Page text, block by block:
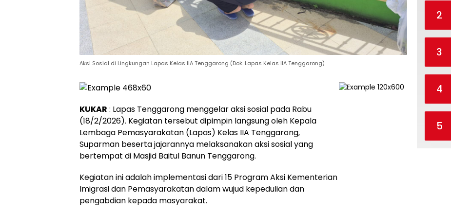
Aksi Sosial di Lingkungan Lapas Kelas IIA Tenggarong (Dok. Lapas Kelas IIA Tenggarong)
KUKAR : Lapas Tenggarong menggelar aksi sosial pada Rabu
(18/2/2026). Kegiatan tersebut dipimpin langsung oleh Kepala
Lembaga Pemasyarakatan (Lapas) Kelas IIA Tenggarong,
Suparman beserta jajarannya melaksanakan aksi sosial yang
bertempat di Masjid Baitul Banun Tenggarong.
Kegiatan ini adalah implementasi dari 15 Program Aksi Kementerian
Imigrasi dan Pemasyarakatan dalam wujud kepedulian dan
pengabdian kepada masyarakat.
2
3
4
5